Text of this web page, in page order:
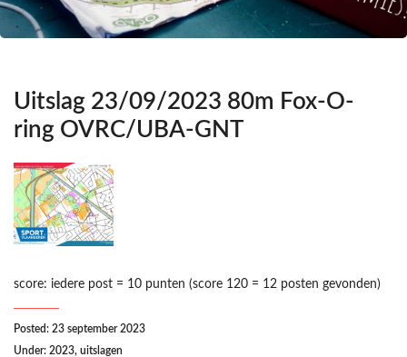
Uitslag 23/09/2023 80m Fox-O-
ring OVRC/UBA-GNT
score: iedere post = 10 punten (score 120 = 12 posten gevonden)
Posted: 23 september 2023
Under: 2023, uitslagen